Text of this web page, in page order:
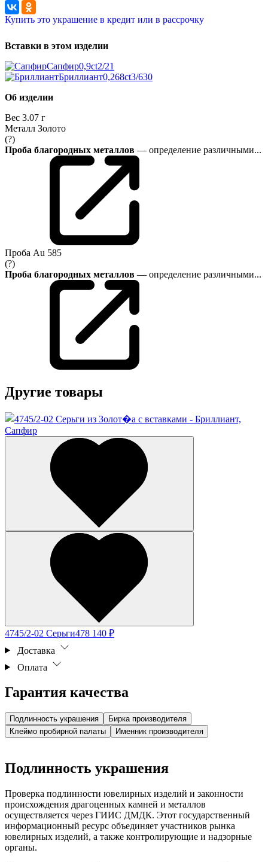
Купить это украшение в кредит или в рассрочку
Вставки в этом изделии
Сапфир0,9ct2/21
Бриллиант0,268ct3/630
Об изделии
Вес 3.07 г
Металл Золото
(?)
Проба благородных металлов — определение различными...
Проба Au 585
(?)
Проба благородных металлов — определение различными...
Другие товары
4745/2-02 Серьги478 140 ₽
Доставка
Оплата
Гарантия качества
Подлинность украшения
Бирка производителя
Клеймо пробирной палаты
Именник производителя
Подлинность украшения
Проверка подлинности ювелирных изделий и законности
происхождения драгоценных камней и металлов
осуществляется через ГИИС ДМДК. Этот государственный
информационный ресурс объединяет участников рынка
ювелирных изделий, а также контролирующие и надзорные
органы.